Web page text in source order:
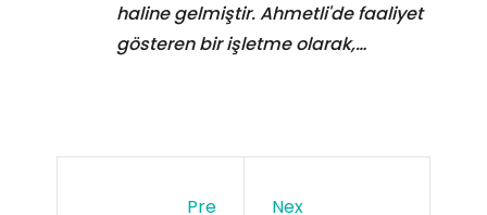
haline gelmiştir. Ahmetli'de faaliyet
gösteren bir işletme olarak,…
Pre
Nex